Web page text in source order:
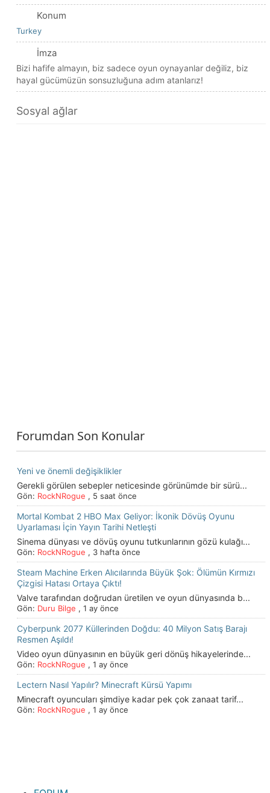
Konum
Turkey
İmza
Bizi hafife almayın, biz sadece oyun oynayanlar değiliz, biz
hayal gücümüzün sonsuzluğuna adım atanlarız!
Sosyal ağlar
Forumdan Son Konular
Yeni ve önemli değişiklikler
Gerekli görülen sebepler neticesinde görünümde bir sürü...
Gön: RockNRogue , 5 saat önce
Mortal Kombat 2 HBO Max Geliyor: İkonik Dövüş Oyunu
Uyarlaması İçin Yayın Tarihi Netleşti
Sinema dünyası ve dövüş oyunu tutkunlarının gözü kulağı...
Gön: RockNRogue , 3 hafta önce
Steam Machine Erken Alıcılarında Büyük Şok: Ölümün Kırmızı
Çizgisi Hatası Ortaya Çıktı!
Valve tarafından doğrudan üretilen ve oyun dünyasında b...
Gön: Duru Bilge , 1 ay önce
Cyberpunk 2077 Küllerinden Doğdu: 40 Milyon Satış Barajı
Resmen Aşıldı!
Video oyun dünyasının en büyük geri dönüş hikayelerinde...
Gön: RockNRogue , 1 ay önce
Lectern Nasıl Yapılır? Minecraft Kürsü Yapımı
Minecraft oyuncuları şimdiye kadar pek çok zanaat tarif...
Gön: RockNRogue , 1 ay önce